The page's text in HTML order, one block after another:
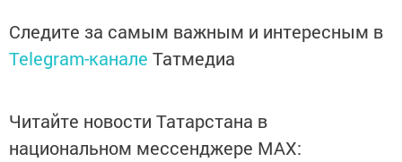
Следите за самым важным и интересным в
Telegram-канале Татмедиа
Читайте новости Татарстана в
национальном мессенджере MАХ: